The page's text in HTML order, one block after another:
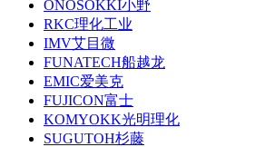
ONOSOKKI小野
RKC理化工业
IMV艾目微
FUNATECH船越龙
EMIC爱美克
FUJICON富士
KOMYOKK光明理化
SUGUTOH杉藤